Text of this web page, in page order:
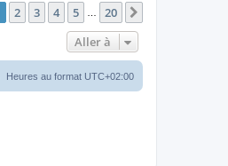
sur20
2 3 4 5 20
Aller à
Heures au format UTC+02:00